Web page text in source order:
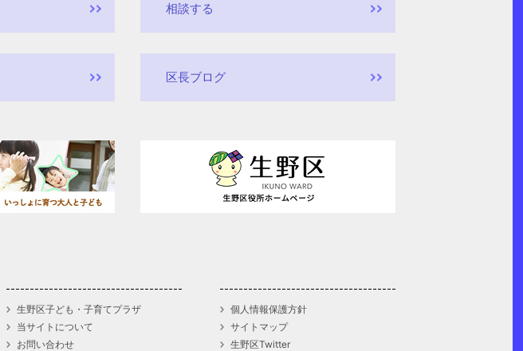
相談する
区長ブログ
生野区子ども・子育てプラザ
当サイトについて
お問い合わせ
個人情報保護方針
サイトマップ
生野区Twitter